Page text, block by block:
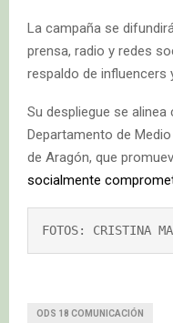
La campaña se
prensa, radio y redes
respaldo de
Su despliegue se
Departamento de
de Aragón, que
socialmente
FOTOS: CRISTINA
ODS 18 COMUNICACIÓN